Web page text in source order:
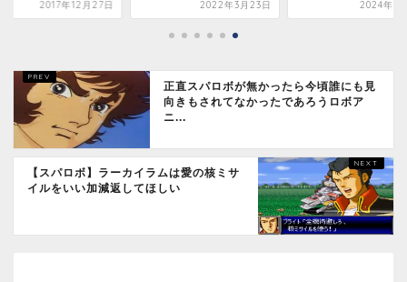
2022年3月23日 2024年10月5日 2023年10
正直スパロボが無かったら今頃誰にも見
向きもされてなかったであろうロボア
ニ...
【スパロボ】ラーカイラムは愛の核ミサ
イルをいい加減返してほしい